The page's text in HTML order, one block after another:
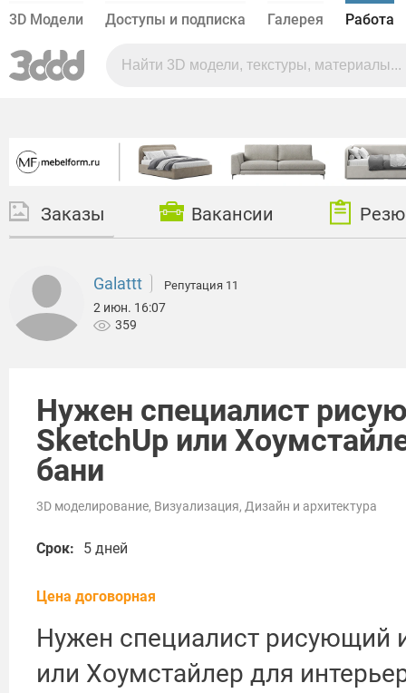
3D Модели Доступы и подписка Галерея Работа
Заказы Вакансии
Galattt Репутация 11
2 июн. 16:07
359
Нужен специалист
SketchUp или
бани
3D моделирование, Визуализация, Дизайн и архитектура
Срок: 5 дней
Цена договорная
Нужен специалист рисующий
или Хоумстайлер для